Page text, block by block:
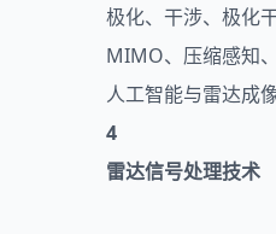
极化、干涉、极化
MIMO、压缩感知
人工智能与雷达成
4
雷达信号处理技术